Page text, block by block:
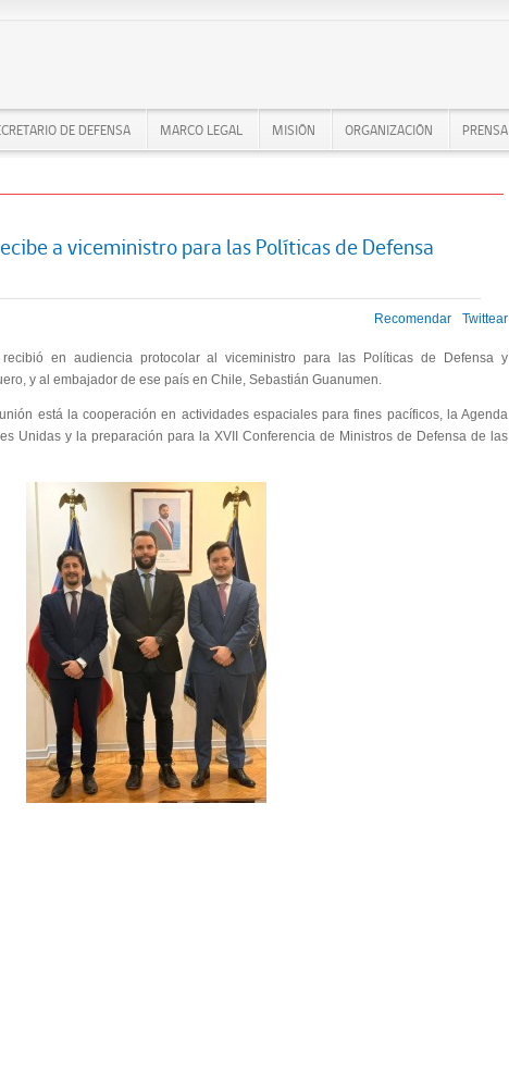
DE DEFENSA MARCO LEGAL MISIÓN ORGANIZACIÓN PRENSA
a viceministro para las Políticas de Defensa
Recomendar Twittear
recibió en audiencia protocolar al viceministro para las Políticas de Defensa y
y al embajador de ese país en Chile, Sebastián Guanumen.
está la cooperación en actividades espaciales para fines pacíficos, la Agenda
Unidas y la preparación para la XVII Conferencia de Ministros de Defensa de las